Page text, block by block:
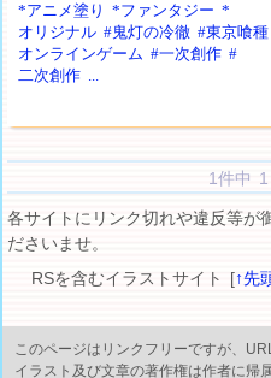
*アニメ塗り
*ファンタジー *
オリジナル #鬼灯の冷徹 #東京喰種
オンラインゲーム #一次創作 #
二次創作 ...
1件中 1
各サイトにリンク切れや違反等が
ださいませ。
RSを含むイラストサイト [↑先
このページはリンクフリーですが、
イラスト及び文章の著作権は作者に帰